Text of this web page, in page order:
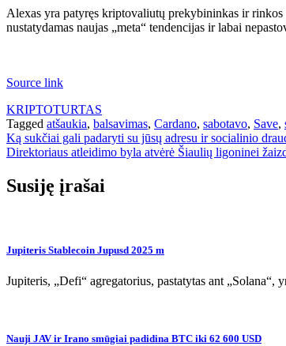
Alexas yra patyręs kriptovaliutų prekybininkas ir
nustatydamas naujas „meta“ tendencijas ir labai
Source link
KRIPTOTURTAS
Tagged atšaukia, balsavimas, Cardano, sabotavo, Save,
Navigacija
tarp
įrašų
Ką sukčiai gali padaryti su jūsų adresu ir socialinio
Direktoriaus atleidimo byla atvėrė Šiaulių ligoninei
Susiję įrašai
Jupiteris Stablecoin Jupusd 2025 m
Jupiteris, „Defi“ agregatorius, pastatytas ant
Nauji JAV ir Irano smūgiai padidina BTC iki 62 600 USD